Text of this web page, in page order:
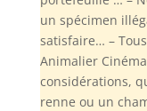
un spécimen
satisfaire… –
Animalier
considérations,
renne ou un